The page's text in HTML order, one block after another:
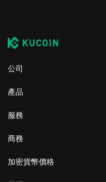
公司
產品
服務
商務
加密貨幣價格